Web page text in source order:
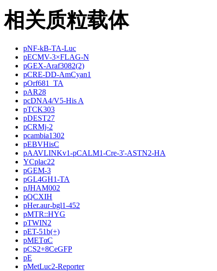
相关质粒载体
pNF-kB-TA-Luc
pECMV-3×FLAG-N
pGEX-Araf3082(2)
pCRE-DD-AmCyan1
pOrf681_TA
pAR28
pcDNA4/V5-His A
pTCK303
pDEST27
pCRMj-2
pcambia1302
pEBVHisC
pAAVLINKv1-pCALM1-Cre-3'-ASTN2-HA
YCplac22
pGEM-3
pGL4GH1-TA
pJHAM002
pQCXIH
pHer.aur-bgl1-452
pMTR::HYG
pTWIN2
pET-51b(+)
pMETαC
pCS2+8CeGFP
pE
pMetLuc2-Reporter